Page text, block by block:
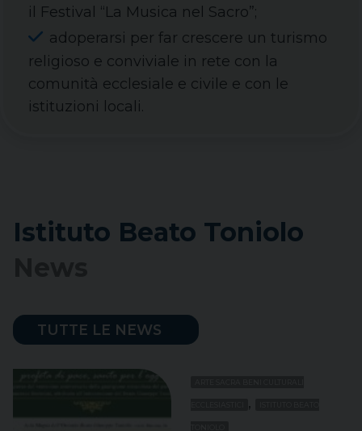
il Festival “La Musica nel Sacro”;
adoperarsi per far crescere un turismo
religioso e conviviale in rete con la
comunità ecclesiale e civile e con le
istituzioni locali.
Istituto Beato Toniolo
TUTTE LE NEWS
,